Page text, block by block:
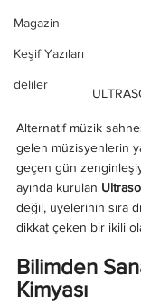
Magazin
Keşif Yazıları
deliler
Alternatif müzik
gelen müzisyenlerin
geçen gün
ayında kurulan
değil, üyelerinin sıra
dikkat çeken bir ikili
Bilimden
Kimyası